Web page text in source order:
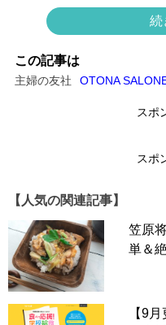
笠原さんの究極のコツと
月2日発売の最新刊から
み合わせの”めし”を紹介し
品、プロのスゴ技！by笠
続
次のペ
この記事は
主婦の友社 OTONA
スポ
スポ
【人気の関連記事】
笠原
単＆
【9